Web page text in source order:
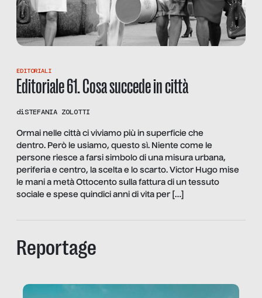
EDITORIALI
Editoriale 61. Cosa succede in città
diSTEFANIA ZOLOTTI
Ormai nelle città ci viviamo più in superficie che
dentro. Però le usiamo, questo sì. Niente come le
persone riesce a farsi simbolo di una misura urbana,
periferia e centro, la scelta e lo scarto. Victor Hugo mise
le mani a metà Ottocento sulla fattura di un tessuto
sociale e spese quindici anni di vita per […]
Reportage